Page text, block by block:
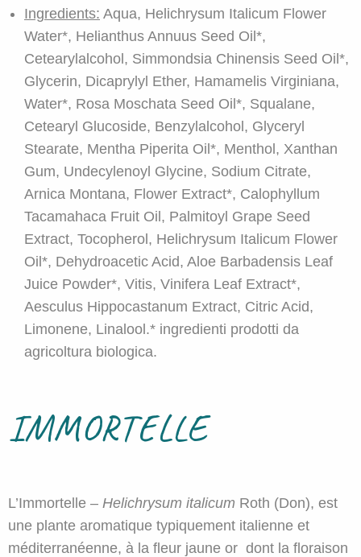
Ingredients: Aqua, Helichrysum Italicum Flower
Water*, Helianthus Annuus Seed Oil*,
Cetearylalcohol, Simmondsia Chinensis Seed Oil*,
Glycerin, Dicaprylyl Ether, Hamamelis Virginiana,
Water*, Rosa Moschata Seed Oil*, Squalane,
Cetearyl Glucoside, Benzylalcohol, Glyceryl
Stearate, Mentha Piperita Oil*, Menthol, Xanthan
Gum, Undecylenoyl Glycine, Sodium Citrate,
Arnica Montana, Flower Extract*, Calophyllum
Tacamahaca Fruit Oil, Palmitoyl Grape Seed
Extract, Tocopherol, Helichrysum Italicum Flower
Oil*, Dehydroacetic Acid, Aloe Barbadensis Leaf
Juice Powder*, Vitis, Vinifera Leaf Extract*,
Aesculus Hippocastanum Extract, Citric Acid,
Limonene, Linalool.* ingredienti prodotti da
agricoltura biologica.
IMMORTELLE
L’Immortelle – Helichrysum italicum Roth (Don), est
une plante aromatique typiquement italienne et
méditerranéenne, à la fleur jaune or dont la floraison